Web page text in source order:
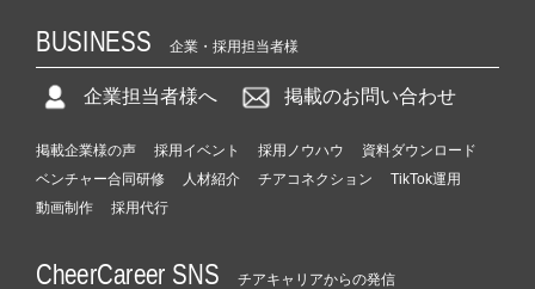
BUSINESS 企業・採用担当者様
企業担当者様へ 掲載のお問い合わせ
掲載企業様の声 採用イベント 採用ノウハウ
資料ダウンロード
ベンチャー合同研修
人材紹介 チアコネクション
TikTok運用
動画制作
採用代行
CheerCareer SNS チアキャリアからの発信